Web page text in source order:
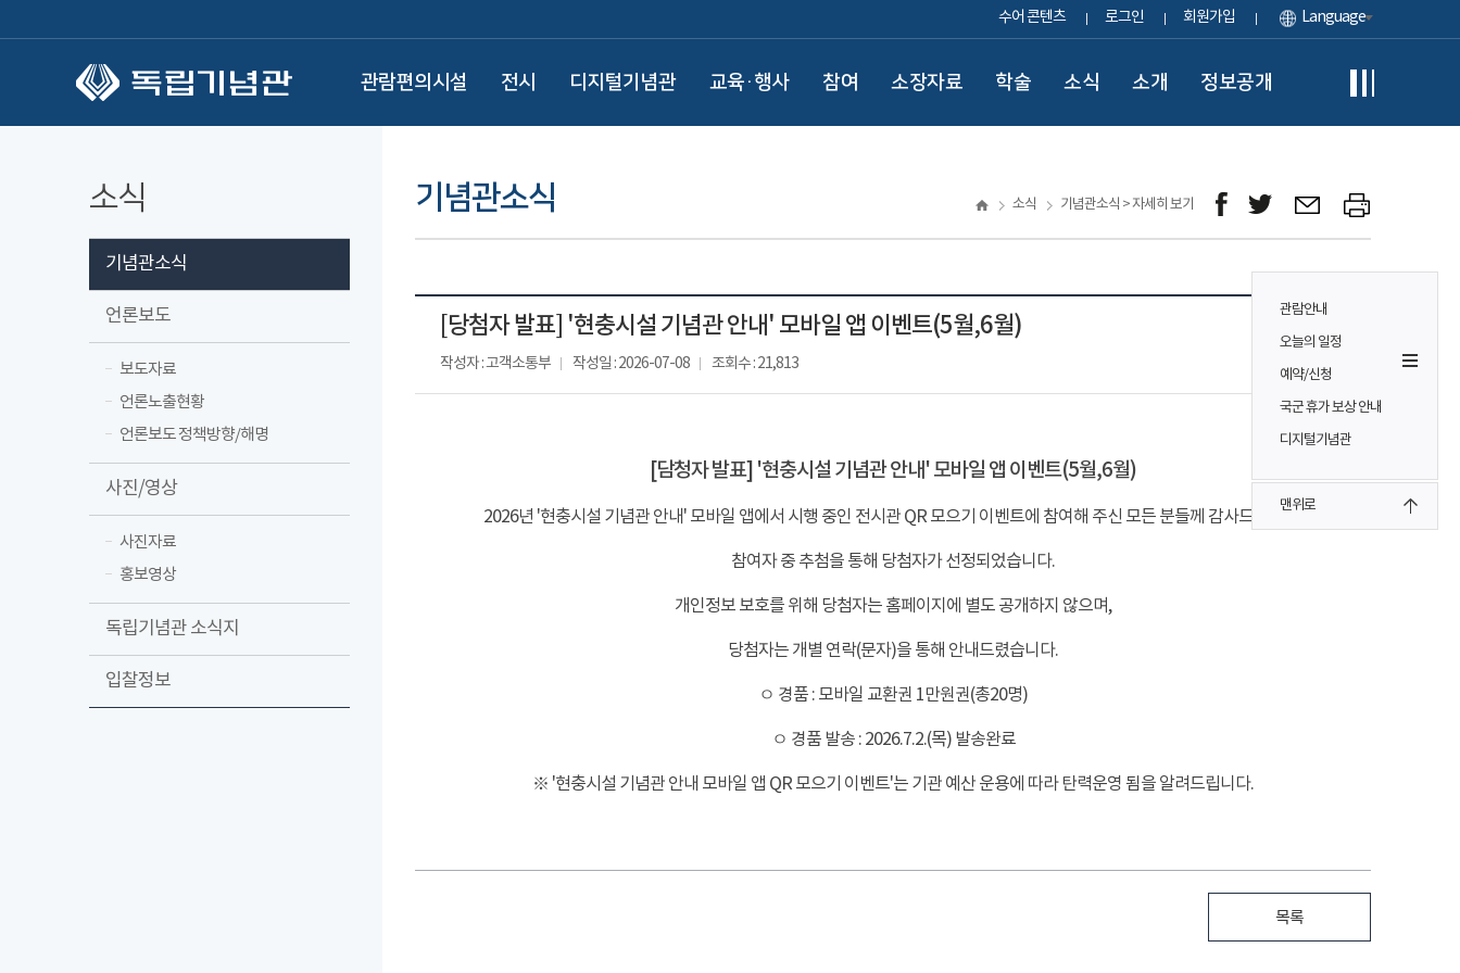
수어 콘텐츠 로그인 회원가입 Language
관람편의시설 전시 디지털기념관 교육·행사 참여 소장자료 학술 소식 소개 정보공개
관람안내
오늘의 일정
예약/신청
국군 휴가 보상 안내
디지털기념관
맨위로
소식
기념관소식
언론보도
보도자료
언론노출현황
언론보도 정책방향/해명
사진/영상
사진자료
홍보영상
독립기념관 소식지
입찰정보
기념관소식 소식 기념관소식 > 자세히 보기
[당첨자 발표] '현충시설 기념관 안내' 모바일 앱 이벤트(5월,6월)
작성자 : 고객소통부 작성일 : 2026-07-08 조회수 : 21,813
[담청자 발표] '현충시설 기념관 안내' 모바일 앱 이벤트(5월,6월)
2026년 '현충시설 기념관 안내' 모바일 앱에서 시행 중인 전시관 QR 모으기 이벤트에 참여해 주신 모든 분들께 감사드립니다.
참여자 중 추첨을 통해 당첨자가 선정되었습니다.
개인정보 보호를 위해 당첨자는 홈페이지에 별도 공개하지 않으며,
당첨자는 개별 연락(문자)을 통해 안내드렸습니다.
ㅇ 경품 : 모바일 교환권 1만원권(총20명)
ㅇ 경품 발송 : 2026.7.2.(목) 발송완료
※ '현충시설 기념관 안내 모바일 앱 QR 모으기 이벤트'는 기관 예산 운용에 따라 탄력운영 됨을 알려드립니다.
목록